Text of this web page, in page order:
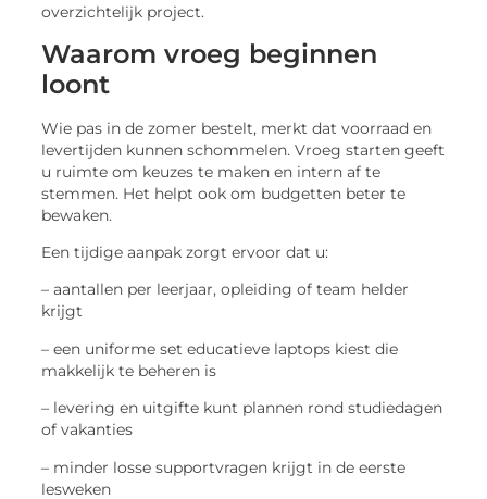
overzichtelijk project.
Waarom vroeg beginnen
loont
Wie pas in de zomer bestelt, merkt dat voorraad en
levertijden kunnen schommelen. Vroeg starten geeft
u ruimte om keuzes te maken en intern af te
stemmen. Het helpt ook om budgetten beter te
bewaken.
Een tijdige aanpak zorgt ervoor dat u:
– aantallen per leerjaar, opleiding of team helder
krijgt
– een uniforme set educatieve laptops kiest die
makkelijk te beheren is
– levering en uitgifte kunt plannen rond studiedagen
of vakanties
– minder losse supportvragen krijgt in de eerste
lesweken